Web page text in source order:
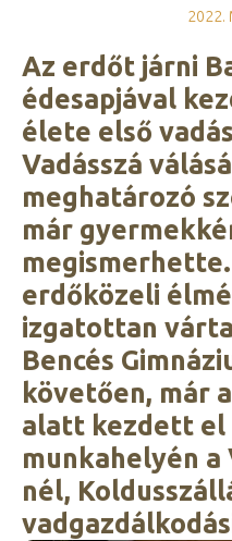
2022.
Az erdőt járni
édesapjával
élete első
Vadásszá
meghatározó
már
erdőközeli
izgatottan
Bencés
követően, már
alatt kezdett el
munkahelyén
nél,